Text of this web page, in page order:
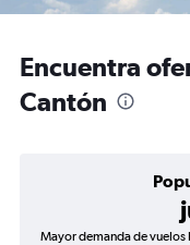
Encuentra
Cantón
Mayor demanda de vuelos